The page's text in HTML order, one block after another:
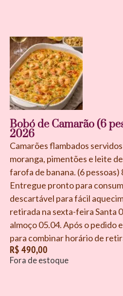
Bobó de Camarão (6
2026
Camarões flambados
moranga, pimentões e leite
farofa de banana. (6 pessoas)
Entregue pronto para
descartável para fácil
retirada na sexta-feira Santa
almoço 05.04. Após o pedido
para combinar horário de
R$490,00
Fora de estoque